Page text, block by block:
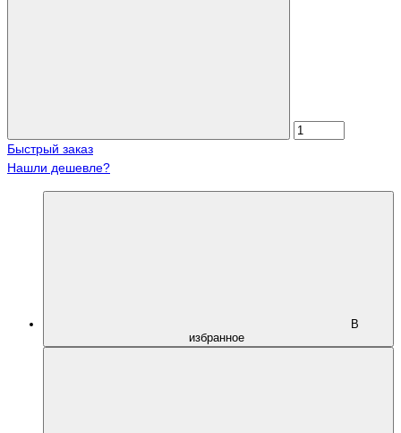
Быстрый заказ
Нашли дешевле?
В
избранное